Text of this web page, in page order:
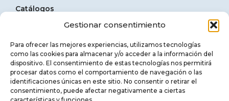
Gestionar consentimiento
Para ofrecer las mejores experiencias, utilizamos tecnologías
como las cookies para almacenar y/o acceder a la información del
dispositivo. El consentimiento de estas tecnologías nos permitirá
procesar datos como el comportamiento de navegación o las
identificaciones únicas en este sitio. No consentir o retirar el
consentimiento, puede afectar negativamente a ciertas
Catálogos
Contacto
Aviso legal
Política de privacidad
Política de cookies